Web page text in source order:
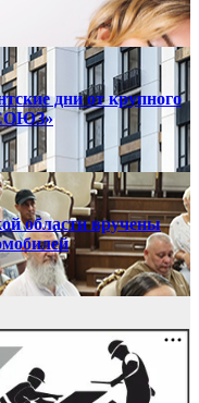
дни от крупного
области вручены